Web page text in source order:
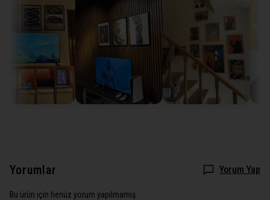
Yorumlar Yorum Yap
Bu ürün için henüz yorum yapılmamış.